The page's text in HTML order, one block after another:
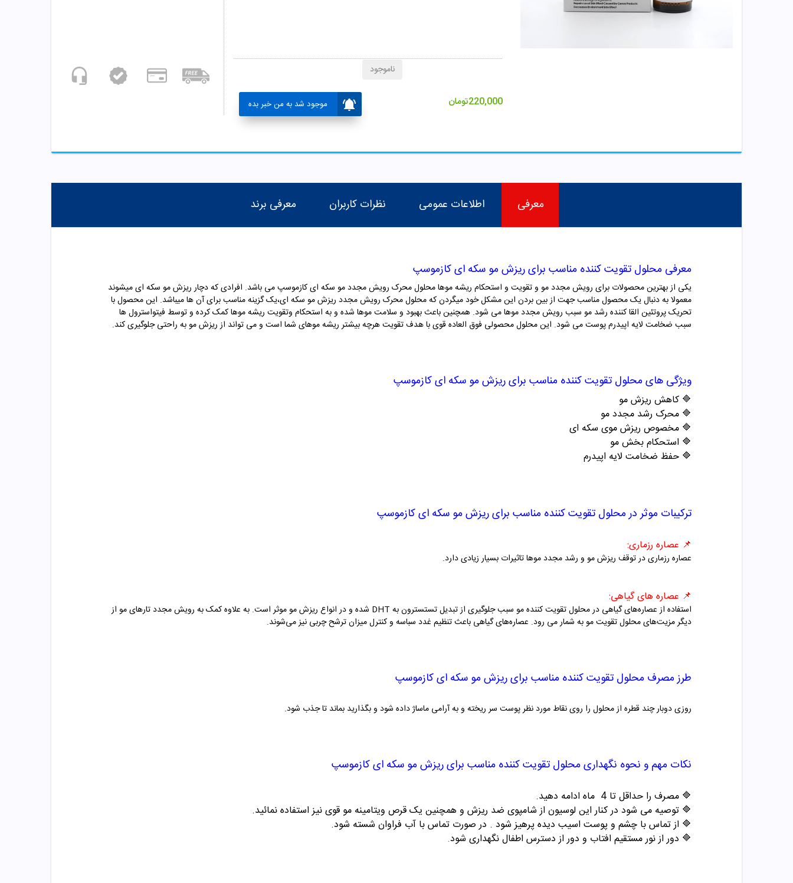
220,000تومان موجود شد به من خبر بده
ناموجود
معرفی اطلاعات عمومی نظرات کاربران معرفی برند
معرفی محلول تقویت کننده مناسب برای ریزش مو سکه ای کازموسپ
یکی از بهترین محصولات برای رویش مجدد مو و تقویت و استحکام ریشه موها محلول محرک رویش مجدد مو سکه ای کازموسپ می باشد. افرادی که دچار ریزش مو سکه ای میشوند
معمولا به دنبال یک محصول مناسب جهت از بین بردن این مشکل خود میگردن که محلول محرک رویش مجدد ریزش مو سکه ای،یک گزینه مناسب برای آن ها میباشد. این محصول با
تحریک پروتئین القا کننده رشد مو سبب رویش مجدد موها می شود. همچنین باعث بهبود و سلامت موها شده و به استحکام وتقویت ریشه موها کمک کرده و توسط فیتواسترول ها
سبب ضخامت لایه اپیدرم پوست می شود. این محلول محصولی فوق العاده قوی با هدف تقویت هرچه بیشتر ریشه موهای شما است و می تواند از ریزش مو به راحتی جلوگیری کند.
ویژگی های محلول تقویت کننده مناسب برای ریزش مو سکه ای کازموسپ
🔷 کاهش ریزش مو
🔷 محرک رشد مجدد مو
🔷 مخصوص ریزش موی سکه ای
🔷 استحکام بخش مو
🔷 حفظ ضخامت لایه اپیدرم
ترکیبات موثر درمحلول تقویت کننده مناسب برای ریزش مو سکه ای کازموسپ
📌 عصاره رزماری:
عصاره رزماری در توقف ریزش مو و رشد مجدد موها تاثیرات بسیار زیادی دارد.
📌 عصاره های گیاهی:
استفاده از عصاره‌های گیاهی در محلول تقویت کننده مو سبب جلوگیری از تبدیل تستسترون به DHT شده و در انواع ریزش مو موثر است. به علاوه کمک به رویش مجدد تار‌های مو از
دیگر مزیت‌های محلول تقویت مو به شمار می رود. عصاره‌های گیاهی باعث تنظیم غدد سباسه و کنترل میزان ترشح چربی نیز می‌شوند.
طرز مصرف محلول تقویت کننده مناسب برای ریزش مو سکه ای کازموسپ
روزی دوبار چند قطره از محلول را روی نقاط مورد نظر پوست سر ریخته و به آرامی ماساژ داده شود و بگذارید بماند تا جذب شود.
نکات مهم و نحوه نگهداری محلول تقویت کننده مناسب برای ریزش مو سکه ای کازموسپ
🔷 مصرف را حداقل تا 4 ماه ادامه دهید.
🔷 توصیه می شود در کنار این لوسیون از شامپوی ضد ریزش و همچنین یک قرص ویتامینه مو قوی نیز استفاده نمائید.
🔷 از تماس با چشم و پوست اسیب دیده پرهیز شود . در صورت تماس با آب فراوان شسته شود.
🔷 دور از نور مستقیم افتاب و دور از دسترس اطفال نگهداری شود.